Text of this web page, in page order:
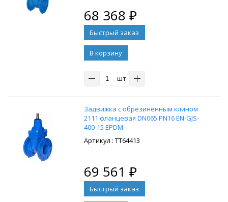
68 368 ₽
В корзину
шт
Задвижка с обрезиненным клином
2111 фланцевая DN065 PN16 EN-GJS-
400-15 EPDM
: ТТ64413
69 561 ₽